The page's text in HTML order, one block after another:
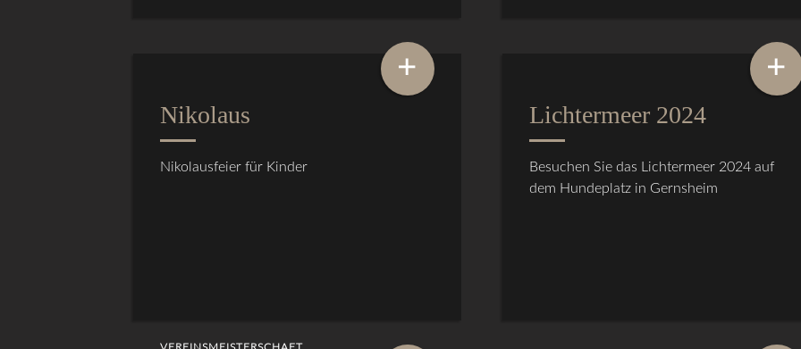
Nikolaus
Nikolausfeier für Kinder
+
Lichtermeer 2024
Besuchen Sie das Lichtermeer 2024 auf
dem Hundeplatz in Gernsheim
+